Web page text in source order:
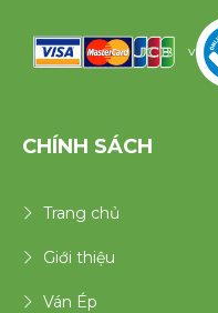
v
CHÍNH SÁCH
Trang chủ
Giới thiệu
Ván Ép